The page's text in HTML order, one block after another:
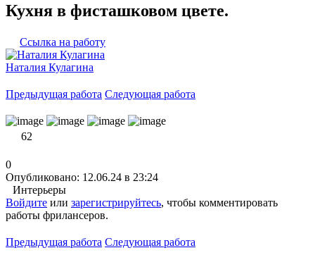
Кухня в фисташковом цвете.
Ссылка на работу
Наталия Кулагина
Предыдущая работа Следующая работа
62
0
Опубликовано: 12.06.24 в 23:24
Интерьеры
Войдите или зарегистрируйтесь, чтобы комментировать
работы фрилансеров.
Предыдущая работа Следующая работа